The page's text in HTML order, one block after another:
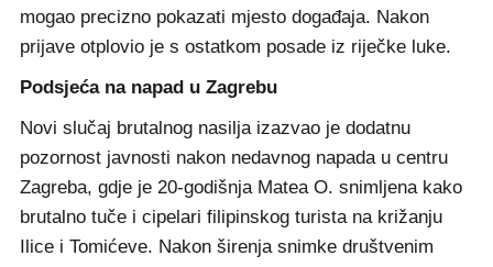
mogao precizno pokazati mjesto događaja. Nakon
prijave otplovio je s ostatkom posade iz riječke luke.
Podsjeća na napad u Zagrebu
Novi slučaj brutalnog nasilja izazvao je dodatnu
pozornost javnosti nakon nedavnog napada u centru
Zagreba, gdje je 20-godišnja Matea O. snimljena kako
brutalno tuče i cipelari filipinskog turista na križanju
Ilice i Tomićeve. Nakon širenja snimke društvenim